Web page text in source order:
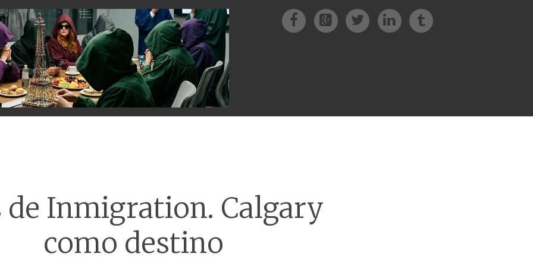
Facebook
PatreonTwitterInstagram
de Inmigration. Calgary
como destino